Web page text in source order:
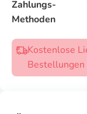
Zahlungs-
Methoden
Kostenlose